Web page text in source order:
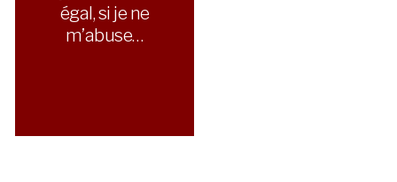
égal, si je ne
m’abuse…